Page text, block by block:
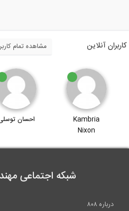
کاربران آنلاین مشاهده تمام
Kambria
Nixon
احسان
شبکه اجتماعی
درباره ۸۰۸